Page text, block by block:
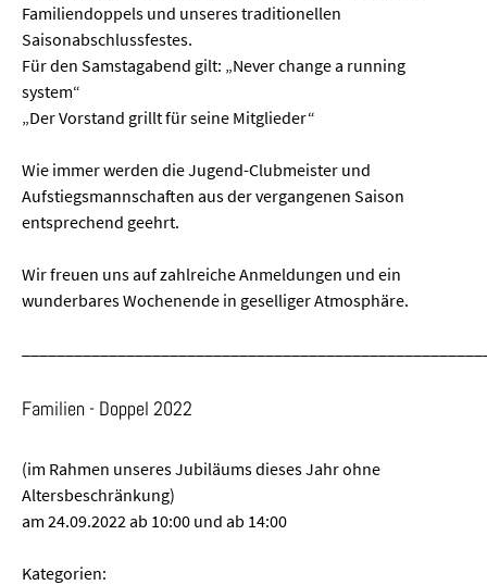
Familiendoppels und unseres traditionellen
Saisonabschlussfestes.
Für den Samstagabend gilt: „Never change a running
system“
„Der Vorstand grillt für seine Mitglieder“
Wie immer werden die Jugend-Clubmeister und
Aufstiegsmannschaften aus der vergangenen Saison
entsprechend geehrt.
Wir freuen uns auf zahlreiche Anmeldungen und ein
wunderbares Wochenende in geselliger Atmosphäre.
Familien - Doppel 2022
(im Rahmen unseres Jubiläums dieses Jahr ohne
Altersbeschränkung)
am 24.09.2022 ab 10:00 und ab 14:00
Kategorien: